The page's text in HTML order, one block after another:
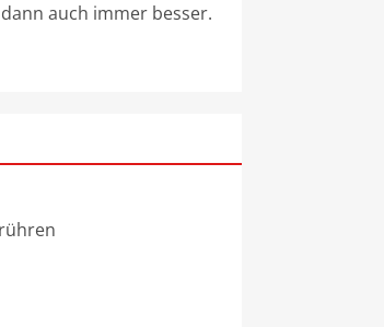
auch immer besser.